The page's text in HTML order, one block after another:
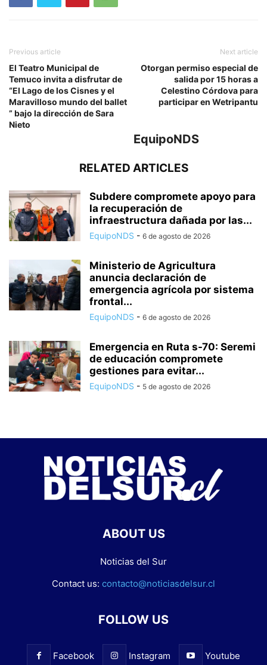
Previous article
El Teatro Municipal de
Temuco invita a disfrutar de
“El Lago de los Cisnes y el
Maravilloso mundo del ballet
” bajo la dirección de Sara
Nieto
Next article
Otorgan permiso especial de
salida por 15 horas a
Celestino Córdova para
participar en Wetripantu
EquipoNDS
RELATED ARTICLES
Subdere compromete apoyo para
la recuperación de
infraestructura dañada por las...
EquipoNDS - 6 de agosto de 2026
Ministerio de Agricultura
anuncia declaración de
emergencia agrícola por sistema
frontal...
EquipoNDS - 6 de agosto de 2026
Emergencia en Ruta s-70: Seremi
de educación compromete
gestiones para evitar...
EquipoNDS - 5 de agosto de 2026
ABOUT US
Noticias del Sur
Contact us: contacto@noticiasdelsur.cl
FOLLOW US
Facebook Instagram Youtube